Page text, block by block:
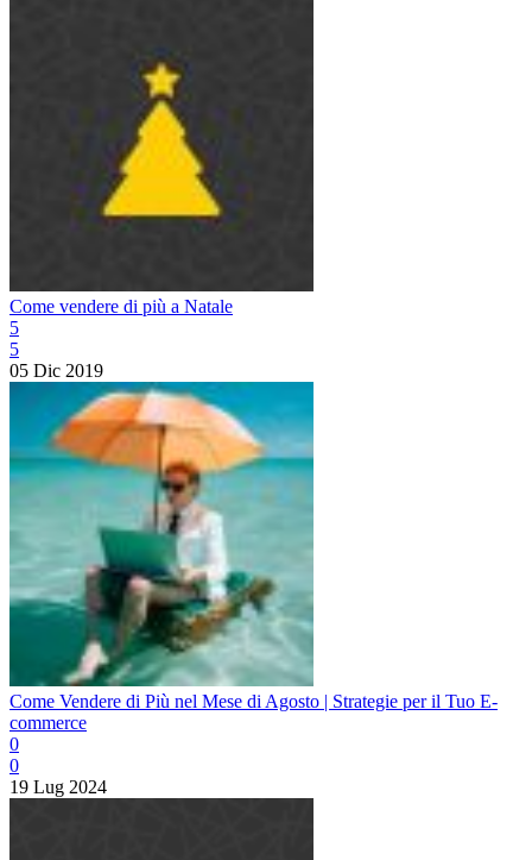
Come vendere di più a Natale
5
5
05 Dic 2019
Come Vendere di Più nel Mese di Agosto | Strategie per il Tuo E-
commerce
0
0
19 Lug 2024